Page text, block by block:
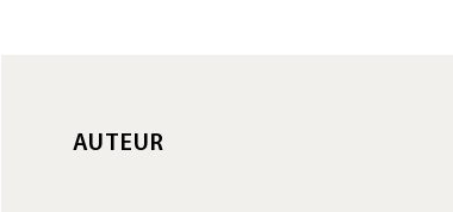
AUTEUR